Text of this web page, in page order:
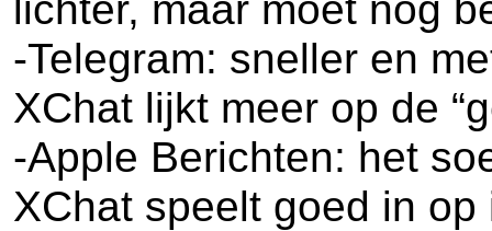
-Telegram: sneller en
XChat lijkt meer op de
-Apple Berichten: het
XChat speelt goed in